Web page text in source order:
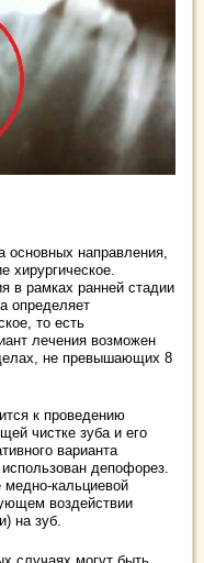
основных направления,
хирургическое.
в рамках ранней стадии
определяет
то есть
лечения возможен
не превышающих 8
к проведению
чистке зуба и его
варианта
депофорез.
медно-кальциевой
воздействии
на зуб.